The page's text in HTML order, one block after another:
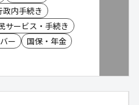
ー業務の半自動化・
政内手続き
サービス・手続き
ー
国保・年金